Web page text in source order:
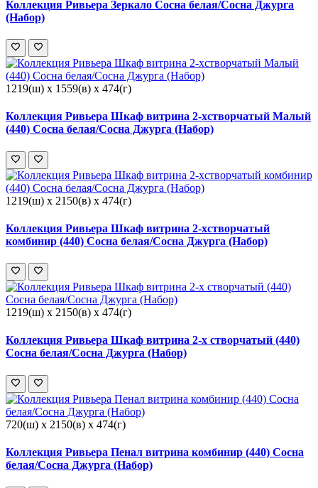
Коллекция Ривьера Зеркало Сосна белая/Сосна Джурга
(Набор)
1219(ш) x 1559(в) x 474(г)
Коллекция Ривьера Шкаф витрина 2-хстворчатый Малый
(440) Сосна белая/Сосна Джурга (Набор)
1219(ш) x 2150(в) x 474(г)
Коллекция Ривьера Шкаф витрина 2-хстворчатый
комбинир (440) Сосна белая/Сосна Джурга (Набор)
1219(ш) x 2150(в) x 474(г)
Коллекция Ривьера Шкаф витрина 2-х створчатый (440)
Сосна белая/Сосна Джурга (Набор)
720(ш) x 2150(в) x 474(г)
Коллекция Ривьера Пенал витрина комбинир (440) Сосна
белая/Сосна Джурга (Набор)